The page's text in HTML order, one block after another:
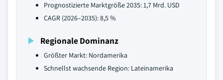
Prognostizierte Marktgröße 2035: 1,7 Mrd. USD
CAGR (2026–2035): 8,5 %
Regionale Dominanz
Größter Markt: Nordamerika
Schnellst wachsende Region: Lateinamerika